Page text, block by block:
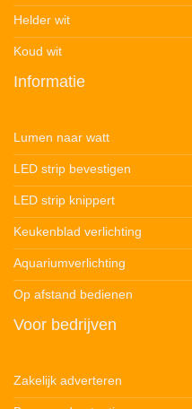
Helder wit
Koud wit
Informatie
Lumen naar watt
LED strip bevestigen
LED strip knippert
Keukenblad verlichting
Aquariumverlichting
Op afstand bedienen
Voor bedrijven
Zakelijk adverteren